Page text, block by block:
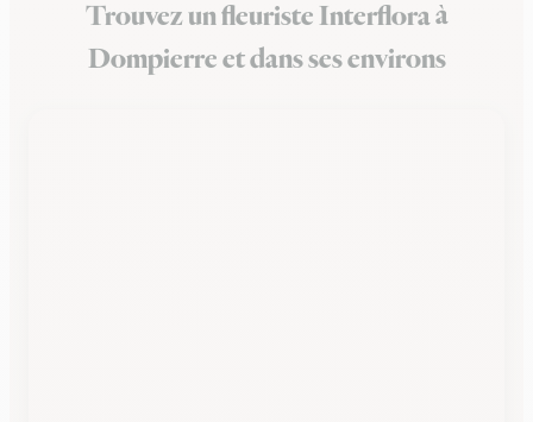
Trouvez un fleuriste Interflora à
Dompierre et dans ses environs